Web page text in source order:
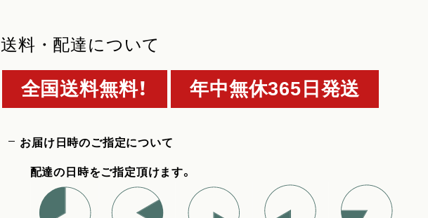
送料・配達について
全国送料無料！ 年中無休365日発送
お届け日時のご指定について
配達の日時をご指定頂けます。